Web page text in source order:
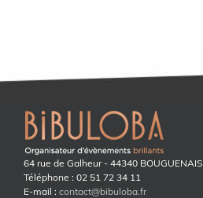
64 rue de Galheur - 44340 BOUGUENAIS
Téléphone : 02 51 72 34 11
E-mail : contact@bibuloba.fr